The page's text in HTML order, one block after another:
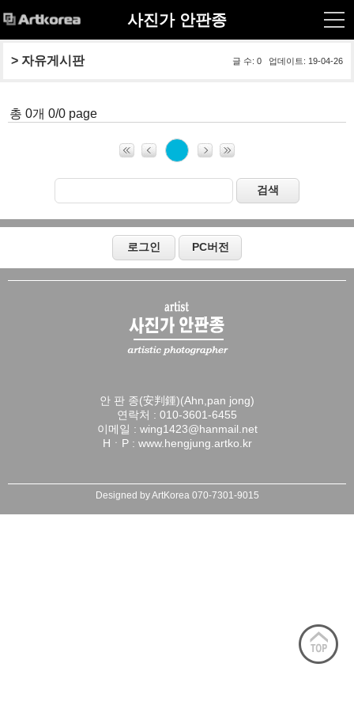
사진가 안판종
글 수: 0 업데이트: 19-04-26
> 자유게시판
총 0개 0/0 page
안 판 종(安判鍾)(Ahn,pan jong)
연락처 : 010-3601-6455
이메일 : wing1423@hanmail.net
HㆍP : www.hengjung.artko.kr
Designed by ArtKorea 070-7301-9015